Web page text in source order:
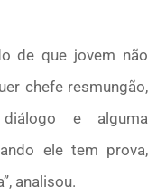
de que jovem não
chefe resmungão,
e alguma
ele tem prova,
analisou.